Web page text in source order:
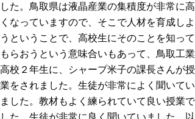
した。鳥取県は液晶産業の集積度が非常に高
くなっていますので、そこで人材を育成しよ
うということで、高校生にそのことを知って
もらおうという意味合いもあって、鳥取工業
高校２年生に、シャープ米子の課長さんが授
業をされました。生徒が非常によく聞いてい
ました。教材もよく練られていて良い授業で
した。生徒が非常に良く聞いていました。以